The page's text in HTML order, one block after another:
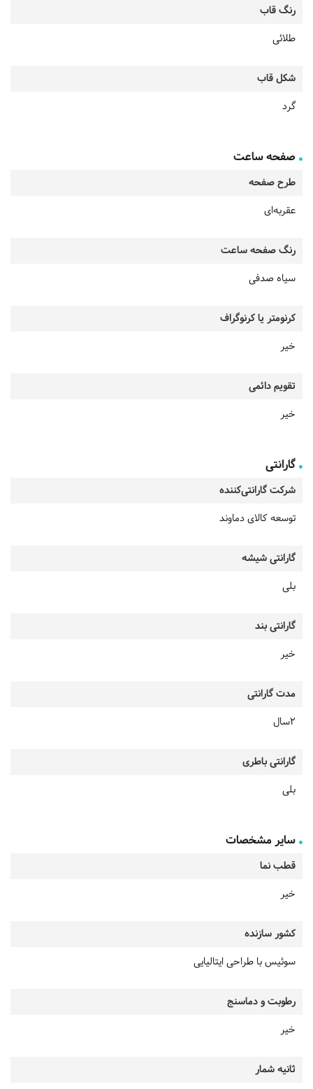
رنگ قاب
طلائی
شکل قاب
گرد
صفحه ساعت
طرح صفحه
عقربه‌ای
رنگ صفحه ساعت
سیاه صدفی
کرنومتر یا کرنوگراف
خیر
تقویم دائمی
خیر
گارانتی
شرکت گارانتی‌کننده
توسعه کالای دماوند
گارانتی شیشه
بلی
گارانتی بند
خیر
مدت گارانتی
2سال
گارانتی باطری
بلی
سایر مشخصات
قطب نما
خیر
کشور سازنده
سوئیس با طراحی ایتالیایی
رطوبت و دماسنج
خیر
ثانیه شمار